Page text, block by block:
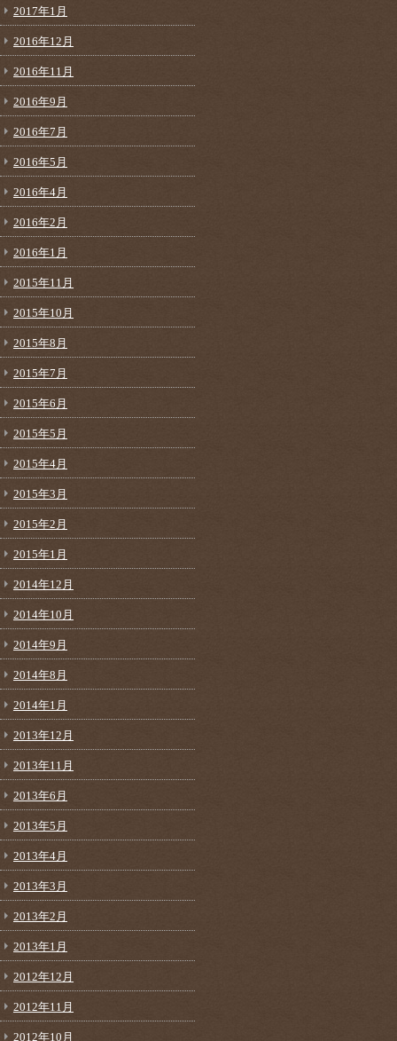
2017年1月
2016年12月
2016年11月
2016年9月
2016年7月
2016年5月
2016年4月
2016年2月
2016年1月
2015年11月
2015年10月
2015年8月
2015年7月
2015年6月
2015年5月
2015年4月
2015年3月
2015年2月
2015年1月
2014年12月
2014年10月
2014年9月
2014年8月
2014年1月
2013年12月
2013年11月
2013年6月
2013年5月
2013年4月
2013年3月
2013年2月
2013年1月
2012年12月
2012年11月
2012年10月